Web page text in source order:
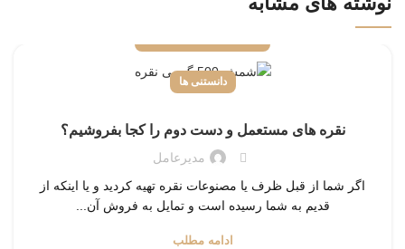
دانستنی ها
نقره های مستعمل و دست دوم را کجا بفروشیم؟
مدیرعامل
اگر شما از قبل ظرف یا مصنوعات نقره تهیه کردید و یا اینکه از
قدیم به شما رسیده است و تمایل به فروش آن...
ادامه مطلب